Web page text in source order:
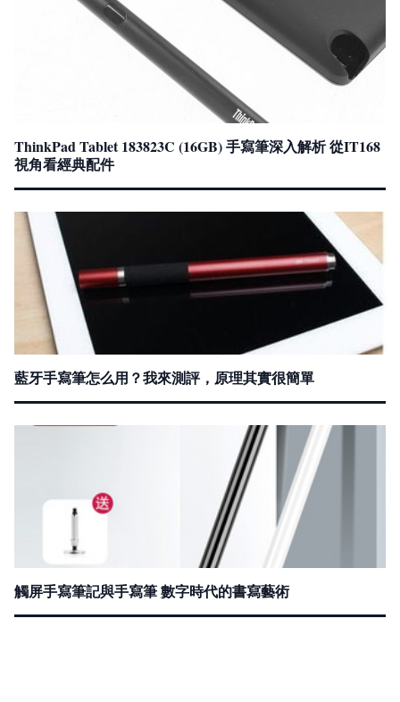
ThinkPad Tablet 183823C (16GB) 手寫筆深入解析 從IT168
視角看經典配件
藍牙手寫筆怎么用？我來測評，原理其實很簡單
觸屏手寫筆記與手寫筆 數字時代的書寫藝術